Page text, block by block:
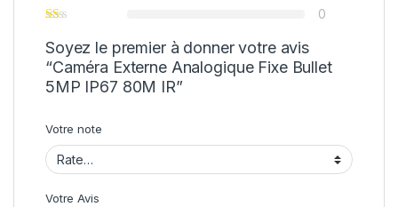
0
Soyez le premier à donner votre avis
“Caméra Externe Analogique Fixe Bullet
5MP IP67 80M IR”
Votre note
Votre Avis